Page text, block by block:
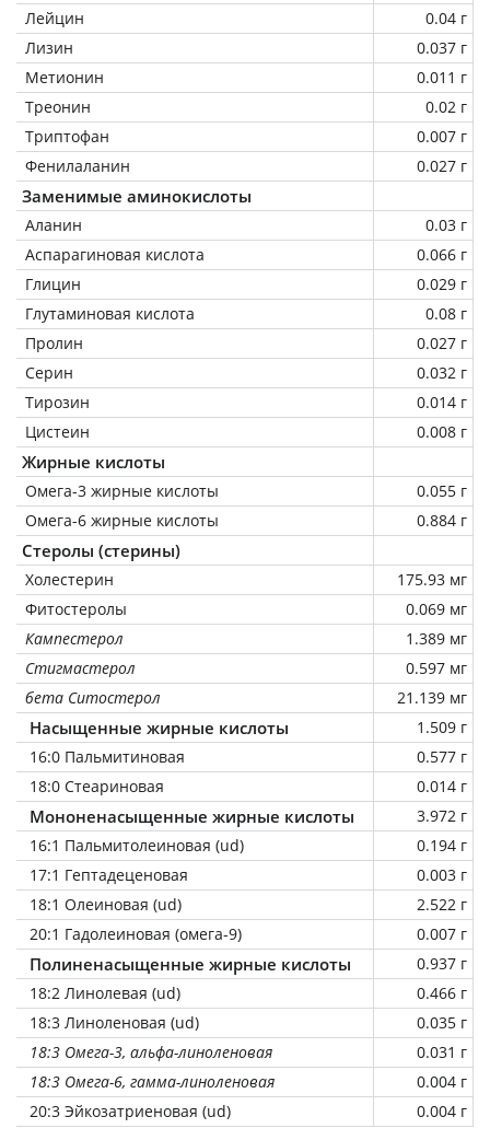
Лейцин
0.04 г
Лизин
0.037 г
Метионин
0.011 г
Треонин
0.02 г
Триптофан
0.007 г
Фенилаланин
0.027 г
Заменимые аминокислоты
Аланин
0.03 г
Аспарагиновая кислота
0.066 г
Глицин
0.029 г
Глутаминовая кислота
0.08 г
Пролин
0.027 г
Серин
0.032 г
Тирозин
0.014 г
Цистеин
0.008 г
Жирные кислоты
Омега-3 жирные кислоты
0.055 г
Омега-6 жирные кислоты
0.884 г
Стеролы (стерины)
Холестерин
175.93 мг
Фитостеролы
0.069 мг
Кампестерол
1.389 мг
Стигмастерол
0.597 мг
бета Ситостерол
21.139 мг
Насыщенные жирные кислоты
1.509 г
16:0 Пальмитиновая
0.577 г
18:0 Стеариновая
0.014 г
Мононенасыщенные жирные кислоты
3.972 г
16:1 Пальмитолеиновая (ud)
0.194 г
17:1 Гептадеценовая
0.003 г
18:1 Олеиновая (ud)
2.522 г
20:1 Гадолеиновая (омега-9)
0.007 г
Полиненасыщенные жирные кислоты
0.937 г
18:2 Линолевая (ud)
0.466 г
18:3 Линоленовая (ud)
0.035 г
18:3 Омега-3, альфа-линоленовая
0.031 г
18:3 Омега-6, гамма-линоленовая
0.004 г
20:3 Эйкозатриеновая (ud)
0.004 г